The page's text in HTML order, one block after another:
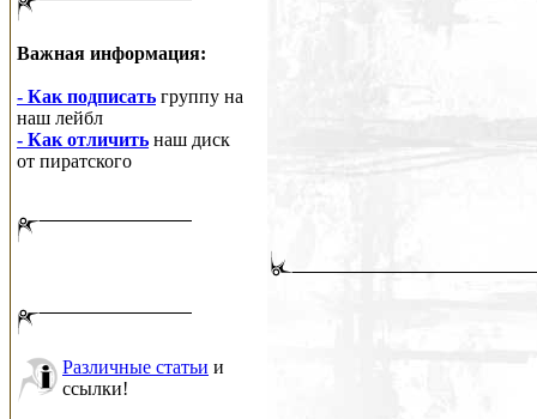
Важная информация:
- Как подписать группу на
наш лейбл
- Как отличить наш диск
от пиратского
Различные статьи и
ссылки!